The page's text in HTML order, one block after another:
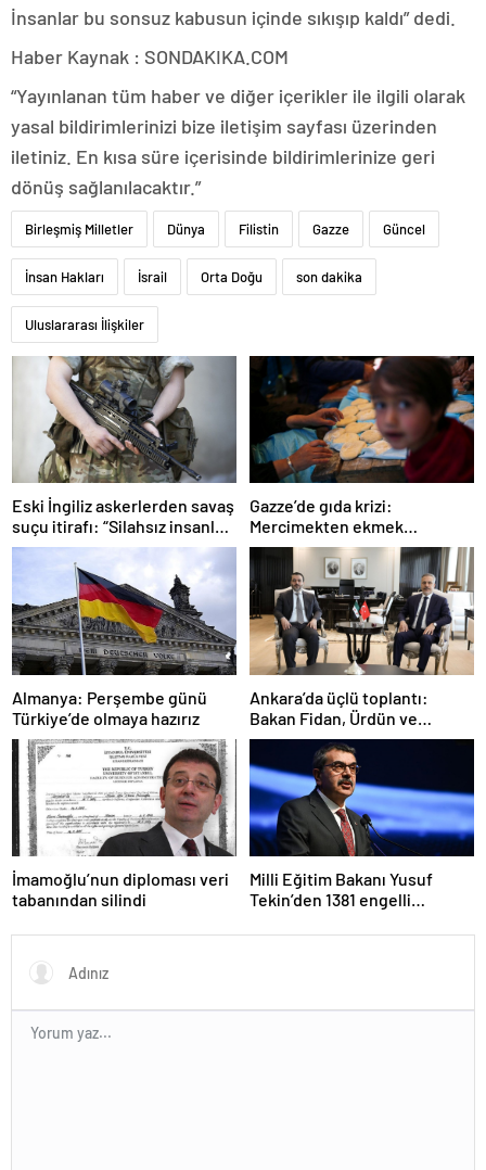
İnsanlar bu sonsuz kabusun içinde sıkışıp kaldı” dedi.
Haber Kaynak : SONDAKIKA.COM
“Yayınlanan tüm haber ve diğer içerikler ile ilgili olarak
yasal bildirimlerinizi bize iletişim sayfası üzerinden
iletiniz. En kısa süre içerisinde bildirimlerinize geri
dönüş sağlanılacaktır.”
Birleşmiş Milletler Dünya Filistin Gazze Güncel
İnsan Hakları İsrail Orta Doğu son dakika
Uluslararası İlişkiler
Eski İngiliz askerlerden savaş
suçu itirafı: “Silahsız insanları
uykuda öldürdüler”
Gazze’de gıda krizi:
Mercimekten ekmek
yapıyorlar
Almanya: Perşembe günü
Türkiye’de olmaya hazırız
Ankara’da üçlü toplantı:
Bakan Fidan, Ürdün ve
Suriyeli mevkidaşlarıyla
görüştü
İmamoğlu’nun diploması veri
tabanından silindi
Milli Eğitim Bakanı Yusuf
Tekin’den 1381 engelli
paylaşım